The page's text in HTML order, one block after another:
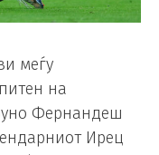
меѓу
на
Фернандеш
Ирец